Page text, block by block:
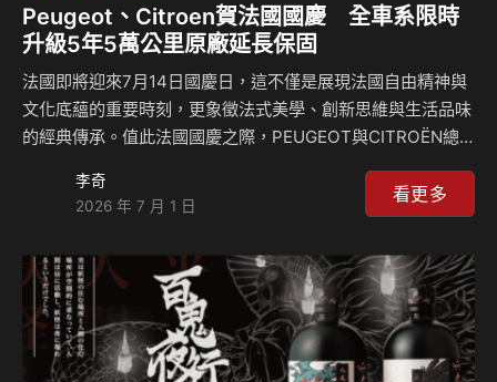
Peugeot、Citroen賀法國國慶 全車系限時
升級5年5萬公里原廠延長保固
法國即將迎來7月14日國慶日，這不僅是展現法國自由精神與
文化底蘊的重要時刻，更象徵法式美學、創新思維與生活品味
的經典傳承。值此法國國慶之際，PEUGEOT與CITROËN總
重升級禮遇，全面升級入主體驗與用車保障，邀請喜愛法式設
計、駕馭樂趣與舒適生活美學的消費者，把握最佳入主時機，
CITROËN，憑藉獨到設計語彙、創新科技，以及兼具舒適與
駕馭樂趣的產品實力，深受台灣消費者青睞，持續為市場帶來
與眾不同的法式移動體驗。 PEUGEOT 持續以前衛法式設
計、創新科技與充滿駕馭樂趣的產品魅力，為…
李奇
2026 年 7 月 1 日
看更多